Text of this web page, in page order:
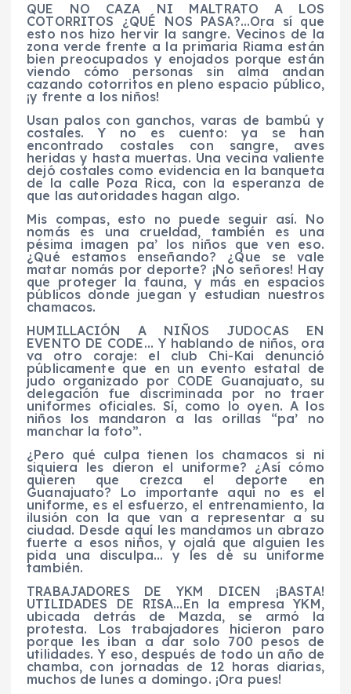
QUE NO CAZA NI MALTRATO A LOS
COTORRITOS ¿QUÉ NOS PASA?…Ora sí que
esto nos hizo hervir la sangre. Vecinos de la
zona verde frente a la primaria Riama están
bien preocupados y enojados porque están
viendo cómo personas sin alma andan
cazando cotorritos en pleno espacio público,
¡y frente a los niños!
Usan palos con ganchos, varas de bambú y
costales. Y no es cuento: ya se han
encontrado costales con sangre, aves
heridas y hasta muertas. Una vecina valiente
dejó costales como evidencia en la banqueta
de la calle Poza Rica, con la esperanza de
que las autoridades hagan algo.
Mis compas, esto no puede seguir así. No
nomás es una crueldad, también es una
pésima imagen pa’ los niños que ven eso.
¿Qué estamos enseñando? ¿Que se vale
matar nomás por deporte? ¡No señores! Hay
que proteger la fauna, y más en espacios
públicos donde juegan y estudian nuestros
chamacos.
HUMILLACIÓN A NIÑOS JUDOCAS EN
EVENTO DE CODE… Y hablando de niños, ora
va otro coraje: el club Chi-Kai denunció
públicamente que en un evento estatal de
judo organizado por CODE Guanajuato, su
delegación fue discriminada por no traer
uniformes oficiales. Sí, como lo oyen. A los
niños los mandaron a las orillas “pa’ no
manchar la foto”.
¿Pero qué culpa tienen los chamacos si ni
siquiera les dieron el uniforme? ¿Así cómo
quieren que crezca el deporte en
Guanajuato? Lo importante aquí no es el
uniforme, es el esfuerzo, el entrenamiento, la
ilusión con la que van a representar a su
ciudad. Desde aquí les mandamos un abrazo
fuerte a esos niños, y ojalá que alguien les
pida una disculpa… y les dé su uniforme
también.
TRABAJADORES DE YKM DICEN ¡BASTA!
UTILIDADES DE RISA…En la empresa YKM,
ubicada detrás de Mazda, se armó la
protesta. Los trabajadores hicieron paro
porque les iban a dar solo 700 pesos de
utilidades. Y eso, después de todo un año de
chamba, con jornadas de 12 horas diarias,
muchos de lunes a domingo. ¡Ora pues!